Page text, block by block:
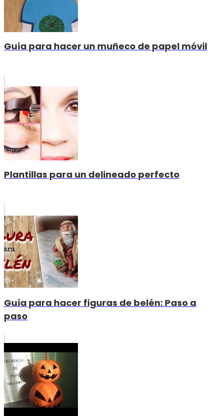
Guía para hacer un muñeco de papel móvil
Plantillas para un delineado perfecto
Guía para hacer figuras de belén: Paso a
paso